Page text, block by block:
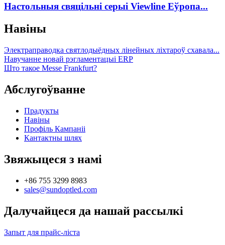
Настольныя свяцільні серыі Viewline Еўропа...
Навіны
Электраправодка святлодыёдных лінейных ліхтароў схавала...
Навучанне новай рэгламентацыі ERP
Што такое Messe Frankfurt?
Абслугоўванне
Прадукты
Навіны
Профіль Кампаніі
Кантактны шлях
Звяжыцеся з намі
+86 755 3299 8983
sales@sundoptled.com
Далучайцеся да нашай рассылкі
Запыт для прайс-ліста